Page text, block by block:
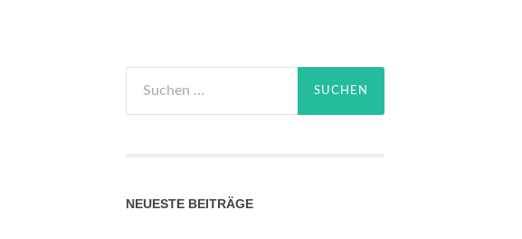
nach:
NEUESTE BEITRÄGE